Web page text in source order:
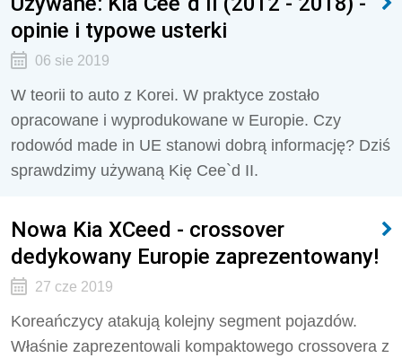
opinie i typowe usterki
06 sie 2019
W teorii to auto z Korei. W praktyce zostało
opracowane i wyprodukowane w Europie. Czy
rodowód made in UE stanowi dobrą informację? Dziś
sprawdzimy używaną Kię Cee`d II.
Nowa Kia XCeed - crossover
dedykowany Europie zaprezentowany!
27 cze 2019
Koreańczycy atakują kolejny segment pojazdów.
Właśnie zaprezentowali kompaktowego crossovera z